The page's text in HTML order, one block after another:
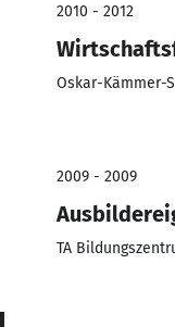
2010 - 2012
Oskar-Kämmer-
2009 - 2009
TA